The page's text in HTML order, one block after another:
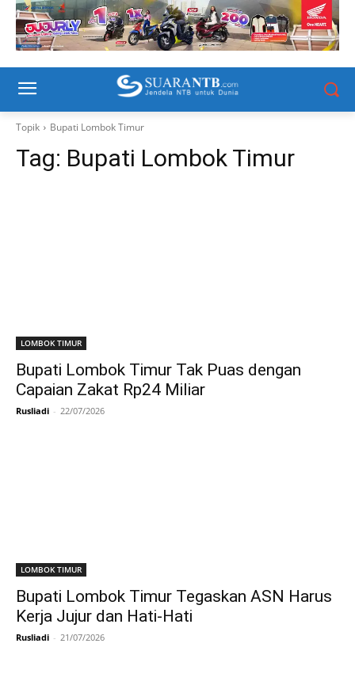
Topik Bupati Lombok Timur
Tag: Bupati Lombok Timur
LOMBOK TIMUR
Bupati Lombok Timur Tak Puas dengan
Capaian Zakat Rp24 Miliar
Rusliadi - 22/07/2026
LOMBOK TIMUR
Bupati Lombok Timur Tegaskan ASN Harus
Kerja Jujur dan Hati-Hati
Rusliadi - 21/07/2026